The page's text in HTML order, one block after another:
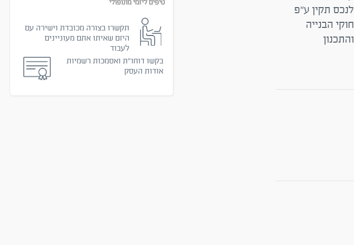
לנכס תקין ע"פ
חוקי הבנייה
והתכנון
טיפים ליזמי מונופולי
תקשרו בצורה מכובדת וישירה עם
היזם שאיתו אתם מעוניינים
לעבוד
בקשו דוחו״ת ואסמכות רשמיות
אודות העסק